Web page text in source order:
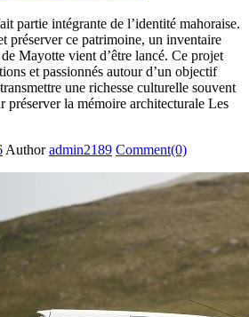
partie intégrante de l’identité mahoraise.
préserver ce patrimoine, un inventaire
Mayotte vient d’être lancé. Ce projet
et passionnés autour d’un objectif
une richesse culturelle souvent
préserver la mémoire architecturale Les
Author admin2189 Comment(0)